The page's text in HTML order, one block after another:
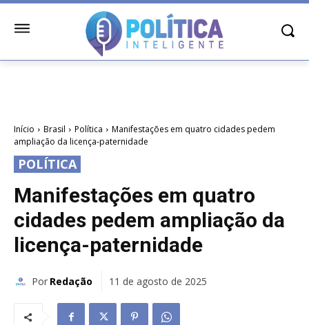
Início Brasil Política
Manifestações em quatro cidades pedem
ampliação da licença-paternidade
POLÍTICA
Manifestações em quatro
cidades pedem ampliação da
licença-paternidade
Por Redação 11 de agosto de 2025